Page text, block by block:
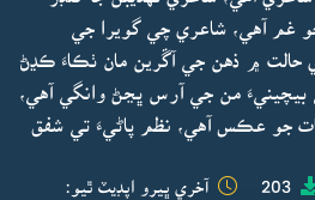
غم آهي، شاعري چي گويرا جي
حالت ۾ ذهن جي آڱرين مان ٺڪاءَ ڪڍڻ
بيچينيءَ من جي آرس ڀڃڻ وانگي آهي،
جو عڪس آهي، نظم پاڻيءَ تي شفق
203 آخري ڀيرو اپڊيٽ ٿيو: